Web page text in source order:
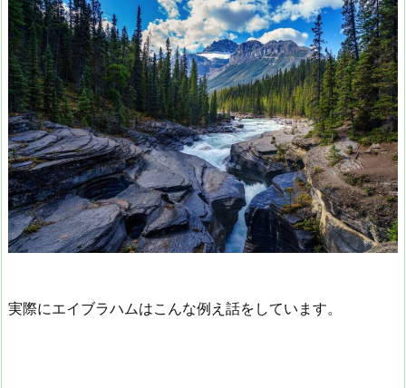
実際にエイブラハムはこんな例え話をしています。